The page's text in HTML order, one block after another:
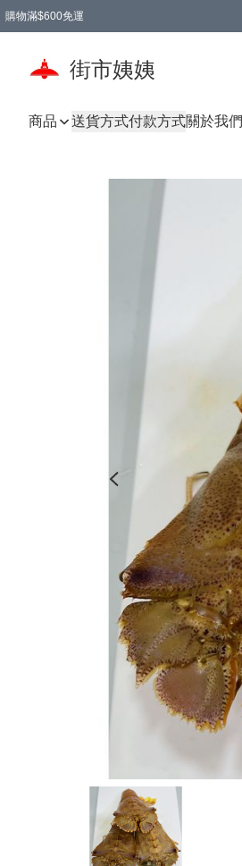
購物滿$600免運
街市姨姨
商品 送貨方式付款方式關於我們